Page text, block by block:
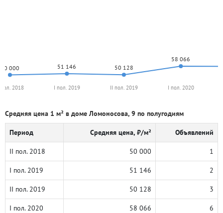
50 000 51 146 50 128
58 066
2018 I пол. 2019 II пол. 2019 I пол. 2020
Средняя цена 1 м² в доме Ломоносова, 9 по полугодиям
Период Средняя цена, ₽/м² Объявлений
II пол. 2018 50 000 1
I пол. 2019 51 146 2
II пол. 2019 50 128 3
I пол. 2020 58 066 6